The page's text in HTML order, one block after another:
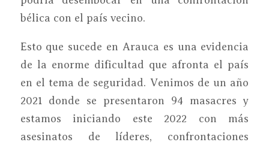
bélica con el país vecino.
Esto que sucede en Arauca es una evidencia
de la enorme dificultad que afronta el país
en el tema de seguridad. Venimos de un año
2021 donde se presentaron 94 masacres y
estamos iniciando este 2022 con más
asesinatos de líderes, confrontaciones